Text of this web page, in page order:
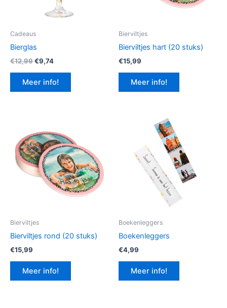
Cadeaus
Bierglas
€12,99Oorspronkelijke
was:
€12,99.
€9,74Huidige
is:
€9,74.
Meer info!
Bierviltjes
Bierviltjes hart (20 stuks)
€15,99
Meer info!
Bierviltjes
Bierviltjes rond (20 stuks)
€15,99
Meer info!
Boekenleggers
Boekenleggers
€4,99
Meer info!